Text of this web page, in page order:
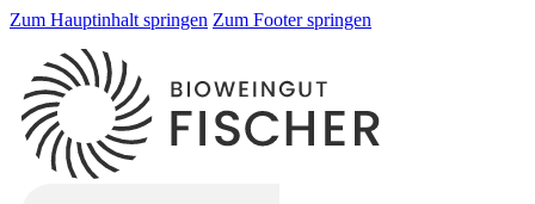
Zum Hauptinhalt springen Zum Footer springen